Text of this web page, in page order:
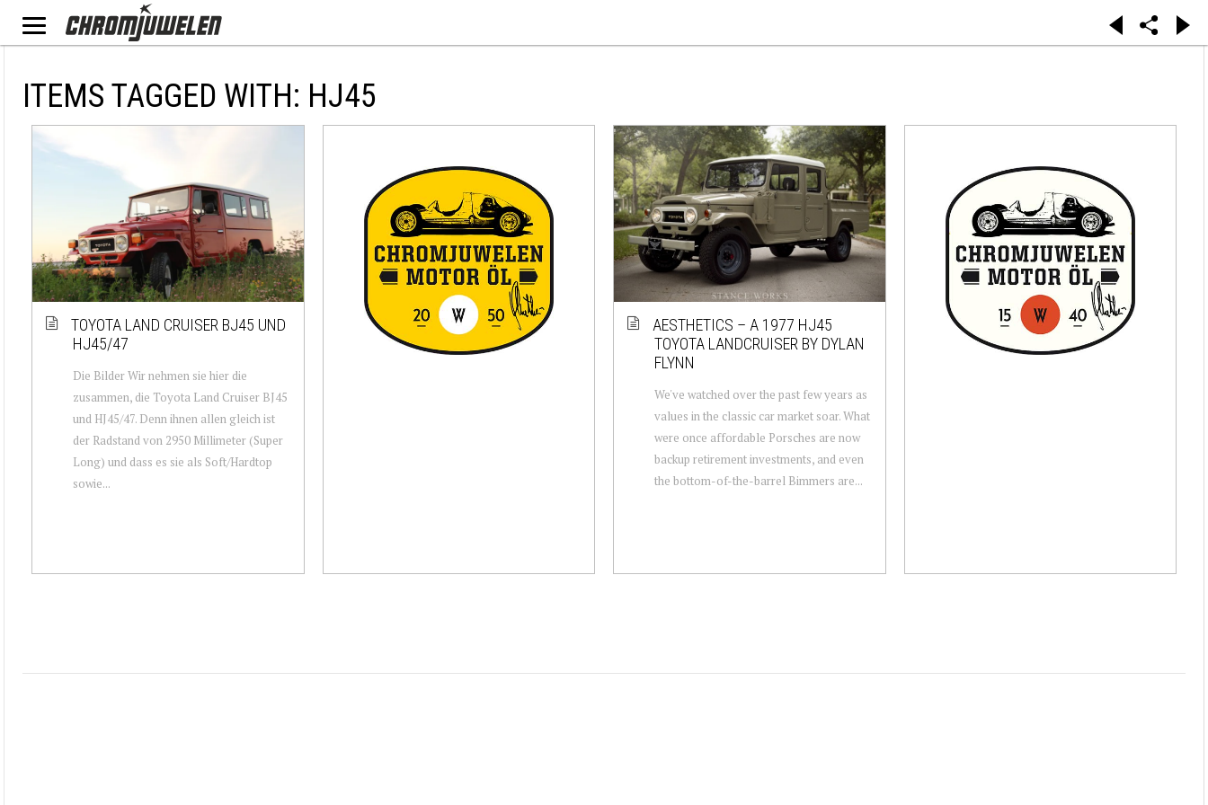
ITEMS TAGGED WITH: HJ45
TOYOTA LAND CRUISER BJ45 UND
HJ45/47
Die Bilder Wir nehmen sie hier die
zusammen, die Toyota Land Cruiser BJ45
und HJ45/47. Denn ihnen allen gleich ist
der Radstand von 2950 Millimeter (Super
Long) und dass es sie als Soft/Hardtop
sowie...
AESTHETICS – A 1977 HJ45
TOYOTA LANDCRUISER BY DYLAN
FLYNN
We've watched over the past few years as
values in the classic car market soar. What
were once affordable Porsches are now
backup retirement investments, and even
the bottom-of-the-barrel Bimmers are...